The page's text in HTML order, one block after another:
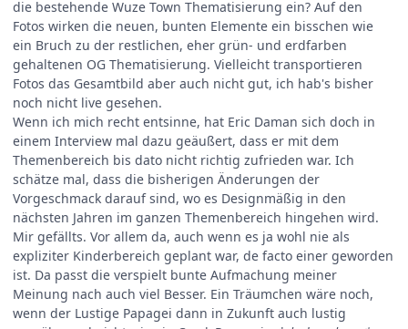
die bestehende Wuze Town Thematisierung ein? Auf den
Fotos wirken die neuen, bunten Elemente ein bisschen wie
ein Bruch zu der restlichen, eher grün- und erdfarben
gehaltenen OG Thematisierung. Vielleicht transportieren
Fotos das Gesamtbild aber auch nicht gut, ich hab's bisher
noch nicht live gesehen.
Wenn ich mich recht entsinne, hat Eric Daman sich doch in
einem Interview mal dazu geäußert, dass er mit dem
Themenbereich bis dato nicht richtig zufrieden war. Ich
schätze mal, dass die bisherigen Änderungen der
Vorgeschmack darauf sind, wo es Designmäßig in den
nächsten Jahren im ganzen Themenbereich hingehen wird.
Mir gefällts. Vor allem da, auch wenn es ja wohl nie als
expliziter Kinderbereich geplant war, de facto einer geworden
ist. Da passt die verspielt bunte Aufmachung meiner
Meinung nach auch viel Besser. Ein Träumchen wäre noch,
wenn der Lustige Papagei dann in Zukunft auch lustig